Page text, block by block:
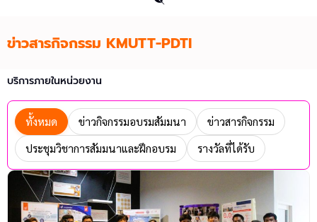
ข่าวสารกิจกรรม KMUTT-PDTI
บริการภายในหน่วยงาน
ทั้งหมด ข่าวกิจกรรมอบรมสัมมนา
ข่าวสารกิจกรรม
ประชุมวิชาการสัมมนาและฝึกอบรม
รางวัลที่ได้รับ